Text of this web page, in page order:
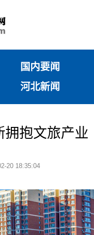
国内要闻
河北新闻
拥抱文旅产
20 18:35:04